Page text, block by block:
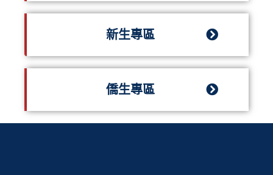
新生專區
僑生專區